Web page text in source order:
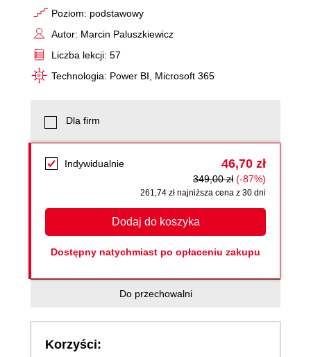
Poziom: podstawowy
Autor: Marcin Paluszkiewicz
Liczba lekcji: 57
Technologia: Power BI, Microsoft 365
Dla firm
Indywidualnie 46,70 zł
349,00 zł (-87%)
261,74 zł najniższa cena z 30 dni
Dodaj do koszyka
Dostępny natychmiast po opłaceniu zakupu
Do przechowalni
Korzyści: